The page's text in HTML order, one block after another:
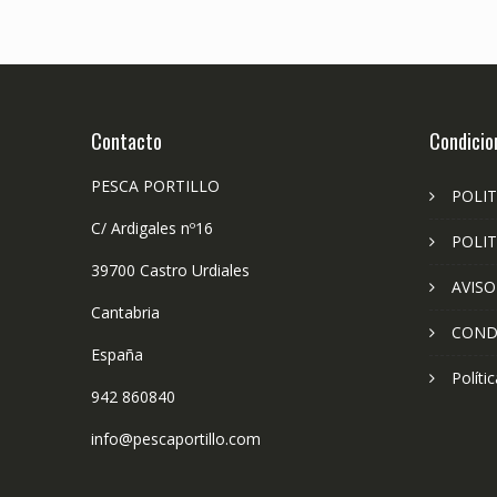
Contacto
PESCA PORTILLO
C/ Ardigales nº16
39700 Castro Urdiales
Cantabria
España
942 860840
info@pescaportillo.com